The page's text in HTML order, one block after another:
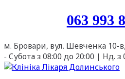
063 993
м. Бровари, вул. Шевченка
- Cубота з 08:00 до 20:00 | Нд. з